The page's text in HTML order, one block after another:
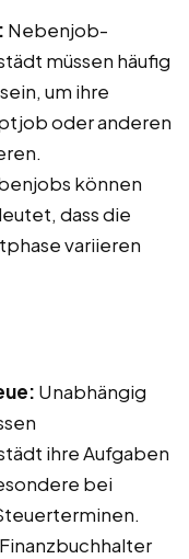
Nebenjob-
müssen häufig
um ihre
oder anderen
können
dass die
variieren
Unabhängig
ihre Aufgaben
bei
Finanzbuchhalter